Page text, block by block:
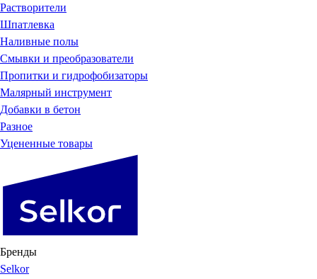
Растворители
Шпатлевка
Наливные полы
Смывки и преобразователи
Пропитки и гидрофобизаторы
Малярный инструмент
Добавки в бетон
Разное
Уцененные товары
Бренды
Selkor